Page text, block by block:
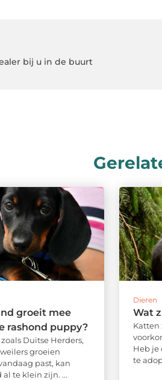
bij u in de buurt
groeit mee
rashond puppy?
Duitse Herders,
groeien
past, kan
te klein zijn. ...
Dieren
Wat
Katten
Heb je
te